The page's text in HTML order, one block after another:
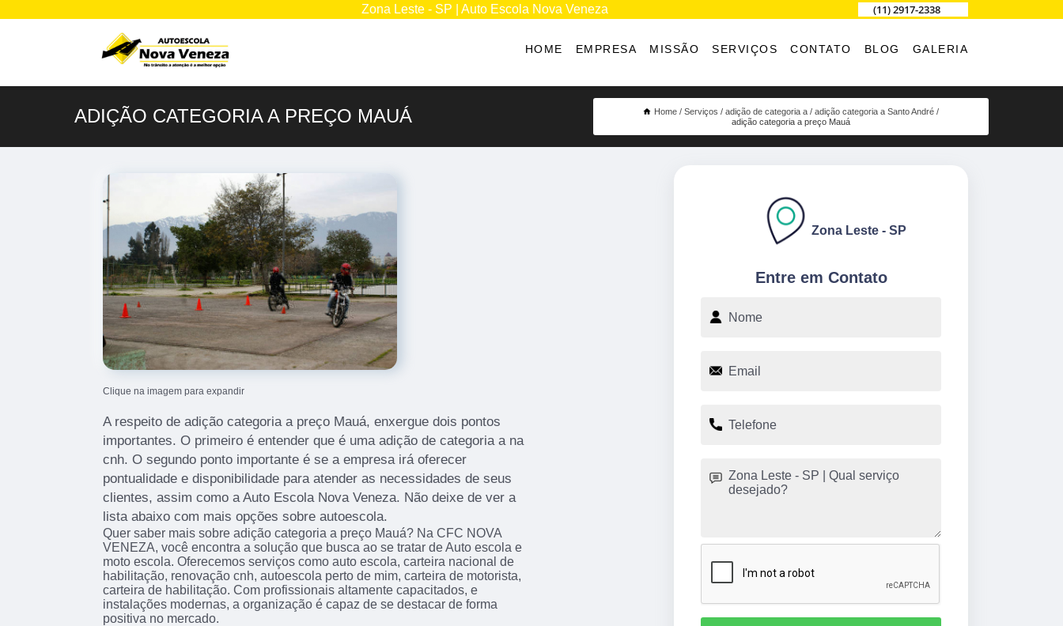
Zona Leste - SP | Auto Escola Nova Veneza (11) 2917-2338
HOME EMPRESA MISSÃO SERVIÇOS CONTATO BLOG GALERIA
ADIÇÃO CATEGORIA A PREÇO MAUÁ Home Serviços adição de categoria a
adição categoria a Santo André
adição categoria a preço Mauá
Clique na imagem para expandir
A respeito de adição categoria a preço Mauá, enxergue dois pontos
importantes. O primeiro é entender que é uma adição de categoria a na
cnh. O segundo ponto importante é se a empresa irá oferecer
pontualidade e disponibilidade para atender as necessidades de seus
clientes, assim como a Auto Escola Nova Veneza. Não deixe de ver a
lista abaixo com mais opções sobre autoescola.
Quer saber mais sobre adição categoria a preço Mauá? Na CFC NOVA
VENEZA, você encontra a solução que busca ao se tratar de Auto escola e
moto escola. Oferecemos serviços como auto escola, carteira nacional de
habilitação, renovação cnh, autoescola perto de mim, carteira de motorista,
carteira de habilitação. Com profissionais altamente capacitados, e
instalações modernas, a organização é capaz de se destacar de forma
positiva no mercado.
Entre em Contato
Zona Leste - SP